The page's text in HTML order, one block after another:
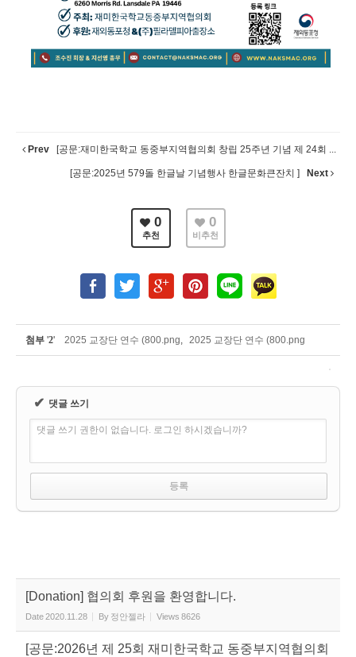
Prev [공문:재미한국학교 동중부지역협의회 창립 25주년 기념 제 24회 ...
[공문:2025년 579돌 한글날 기념행사 한글문화큰잔치 ] Next
0
추천
0
비추천
첨부 '2' 2025 교장단 연수 (800.png, 2025 교장단 연수 (800.png
✔ 댓글 쓰기
댓글 쓰기 권한이 없습니다. 로그인 하시겠습니까?
[Donation] 협의회 후원을 환영합니다.
Date2020.11.28 By 정안젤라 Views 8626
[공문:2026년 제 25회 재미한국학교 동중부지역협의회